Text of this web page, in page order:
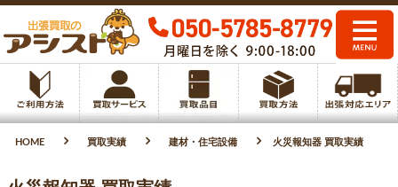
HOME 買取実績 建材・住宅設備 火災報知器 買取実績